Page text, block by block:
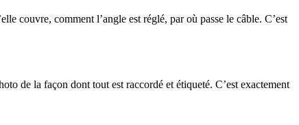
couvre, comment l’angle est réglé, par où passe le câble. C’est
de la façon dont tout est raccordé et étiqueté. C’est exactement